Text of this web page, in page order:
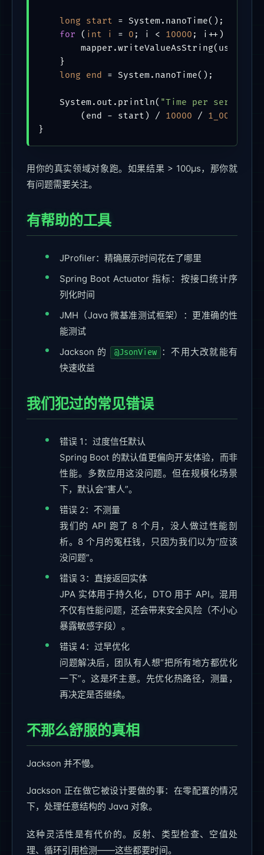
long start = System.nanoTime();
for ( int i = 0 ; i < 10000 ; i++) {
        mapper.writeValueAsString(user);
    }
long
end = System.nanoTime();
    System.out.println(
"Time per
        (end - start) /
10000 / 1_000
}
用你的真实领域对象跑。如果结果 > 100μs，那你就
有问题需要关注。
有帮助的工具
JProfiler：精确展示时间花在了哪里
Spring Boot Actuator 指标：按接口统计序
列化时间
JMH（Java 微基准测试框架）：更准确的性
能测试
Jackson 的
@JsonView
：不用大改就能有
快速收益
我们犯过的常见错误
错误 1：过度信任默认
Spring Boot 的默认值更偏向开发体验，而非
性能。多数应用这没问题。但在规模化场景
下，默认会“害人”。
错误 2：不测量
我们的 API 跑了 8 个月，没人做过性能剖
析。8 个月的冤枉钱，只因为我们以为“应该
没问题”。
错误 3：直接返回实体
JPA 实体用于持久化，DTO 用于 API。混用
不仅有性能问题，还会带来安全风险（不小心
暴露敏感字段）。
错误 4：过早优化
问题解决后，团队有人想“把所有地方都优化
一下”。这是坏主意。先优化热路径，测量，
再决定是否继续。
不那么舒服的真相
Jackson 并不慢。
Jackson 正在做它被设计要做的事：在零配置的情况
下，处理任意结构的 Java 对象。
这种灵活性是有代价的。反射、类型检查、空值处
理、循环引用检测——这些都要时间。